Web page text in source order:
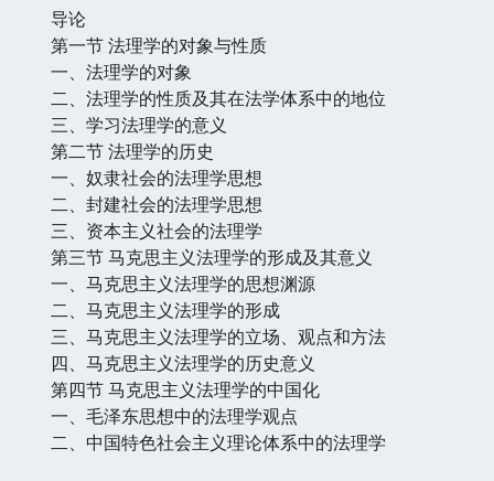
导论
第一节 法理学的对象与性质
一、法理学的对象
二、法理学的性质及其在法学体系中的地位
三、学习法理学的意义
第二节 法理学的历史
一、奴隶社会的法理学思想
二、封建社会的法理学思想
三、资本主义社会的法理学
第三节 马克思主义法理学的形成及其意义
一、马克思主义法理学的思想渊源
二、马克思主义法理学的形成
三、马克思主义法理学的立场、观点和方法
四、马克思主义法理学的历史意义
第四节 马克思主义法理学的中国化
一、毛泽东思想中的法理学观点
二、中国特色社会主义理论体系中的法理学